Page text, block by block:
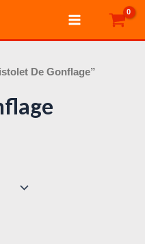
Main
Menu
De Gonflage”